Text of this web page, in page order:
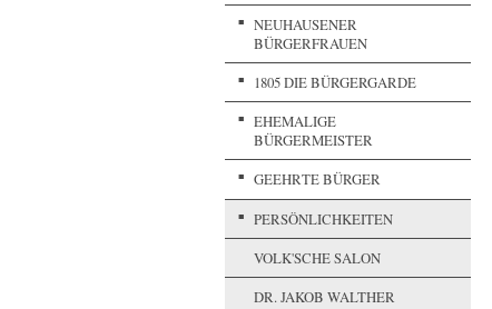
NEUHAUSENER
BÜRGERFRAUEN
1805 DIE BÜRGERGARDE
EHEMALIGE
BÜRGERMEISTER
GEEHRTE BÜRGER
PERSÖNLICHKEITEN
VOLK'SCHE SALON
DR. JAKOB WALTHER